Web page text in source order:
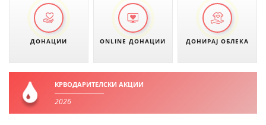
СТРАТЕГИИ
ЕДУКАТИВНО ИНФОРМАТИВНИ МАТЕРИЈАЛИ
ПОСТЕРИ
ДОНАЦИИ ONLINE ДОНАЦИИ ДОНИРАЈ ОБЛЕКА
КРВОДАРИТЕЛСКИ АКЦИИ
2026